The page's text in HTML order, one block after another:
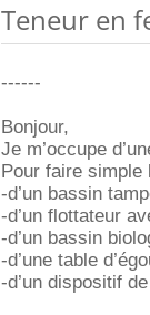
Teneur en
------
Bonjour,
Je m’occupe
Pour faire simple
-d’un bassin
-d’un flottateur
-d’un bassin
-d’une table
-d’un dispositif